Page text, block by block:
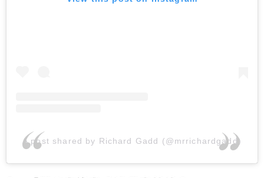
A post shared by Richard Gadd (@mrrichardgadd)